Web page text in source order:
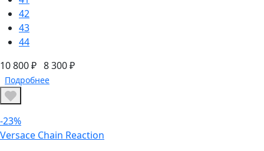
42
43
44
10 800 ₽ 8 300 ₽
Подробнее
-23%
Versace Chain Reaction